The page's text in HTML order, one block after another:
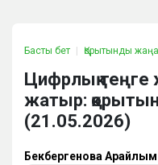
Басты бет Қорытынды
Цифрлық
жатыр:
(21.05.2026)
Бекбергенова